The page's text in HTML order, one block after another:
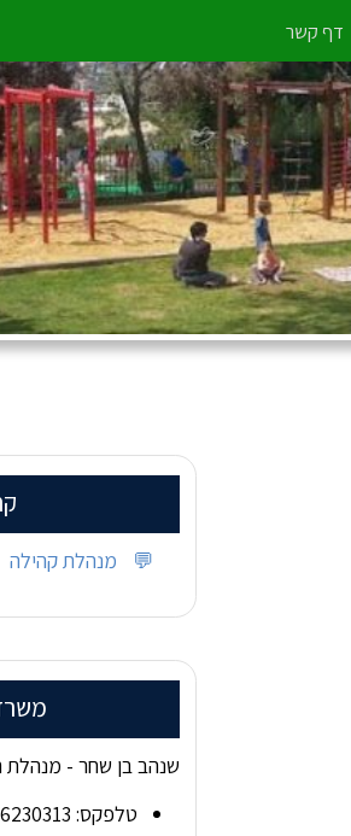
דף קשר
💬 מנהלת קהילה
שנהב בן שחר - מנהלת
טלפקס: 02-6230313